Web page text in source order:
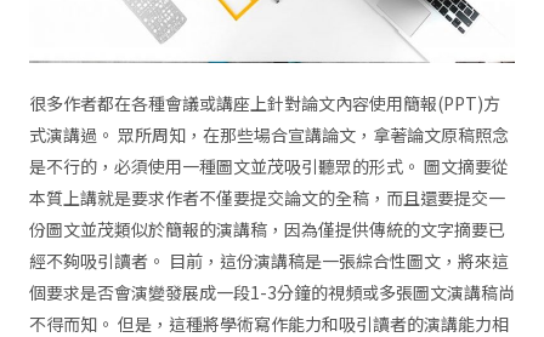
很多作者都在各種會議或講座上針對論文內容使用簡報(PPT)方
式演講過。 眾所周知，在那些場合宣講論文，拿著論文原稿照念
是不行的，必須使用一種圖文並茂吸引聽眾的形式。 圖文摘要從
本質上講就是要求作者不僅要提交論文的全稿，而且還要提交一
份圖文並茂類似於簡報的演講稿，因為僅提供傳統的文字摘要已
經不夠吸引讀者。 目前，這份演講稿是一張綜合性圖文，將來這
個要求是否會演變發展成一段1-3分鐘的視頻或多張圖文演講稿尚
不得而知。 但是，這種將學術寫作能力和吸引讀者的演講能力相